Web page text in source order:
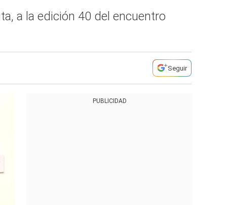
a la edición 40 del encuentro
Seguir
PUBLICIDAD